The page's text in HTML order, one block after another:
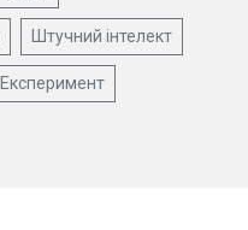
Штучний інтелект
Експеримент